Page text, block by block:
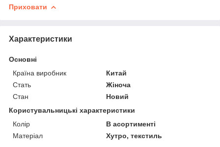
Приховати
Характеристики
Основні
Країна виробник
Китай
Стать
Жіноча
Стан
Новий
Користувальницькі характеристики
Колір
В асортименті
Матеріал
Хутро, текстиль